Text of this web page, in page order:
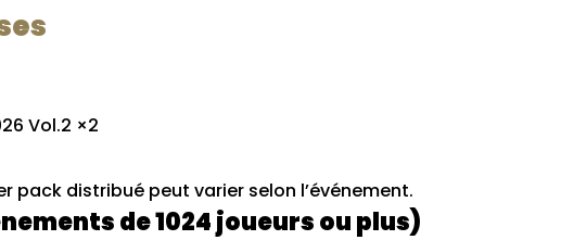
Vol.2 ×2
pack distribué peut varier selon l’événement.
de 1024 joueurs ou plus)